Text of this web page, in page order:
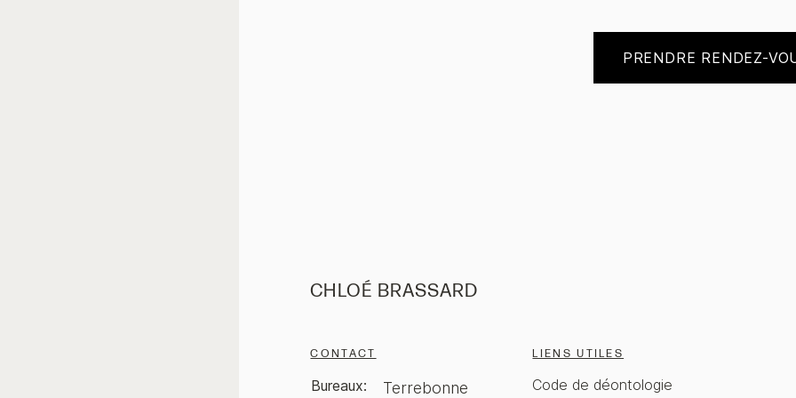
PRENDRE RENDEZ-
CHLOÉ BRASSARD
CONTACT
Bureaux: Terrebonne
LIENS UTILES
Code de déontologie